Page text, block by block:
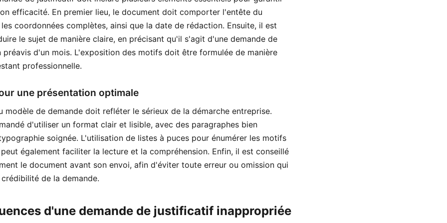
efficacité. En premier lieu, le document doit comporter l'entête du
coordonnées complètes, ainsi que la date de rédaction. Ensuite, il est
le sujet de manière claire, en précisant qu'il s'agit d'une demande de
d'un mois. L'exposition des motifs doit être formulée de manière
professionnelle.
une présentation optimale
modèle de demande doit refléter le sérieux de la démarche entreprise.
d'utiliser un format clair et lisible, avec des paragraphes bien
soignée. L'utilisation de listes à puces pour énumérer les motifs
également faciliter la lecture et la compréhension. Enfin, il est conseillé
le document avant son envoi, afin d'éviter toute erreur ou omission qui
de la demande.
d'une demande de justificatif inappropriée